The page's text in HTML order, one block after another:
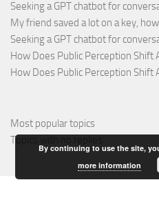
Seeking a GPT chatbot for
My friend saved a lot on a key,
Seeking a GPT chatbot for
How Does Public Perception Shift
How Does Public Perception Shift
Most popular topics
Topics with no replies
By continuing to use the site,
more information